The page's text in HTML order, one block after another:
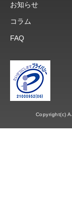
お知らせ
コラム
FAQ
Copyright(c)